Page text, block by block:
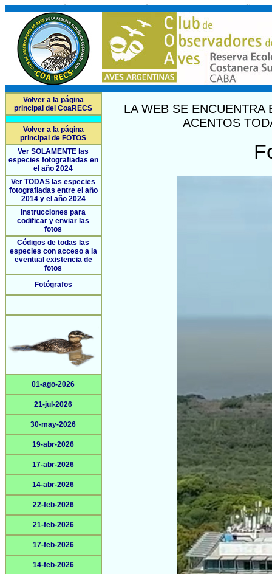
Volver a la página
principal del CoaRECS
Volver a la página
principal de FOTOS
Ver SOLAMENTE las
especies fotografiadas en
el año 2024
Ver TODAS las especies
fotografiadas entre el año
2014 y el año 2024
Instrucciones para
codificar y enviar las
fotos
Códigos de todas las
especies con acceso a la
eventual existencia de
fotos
Fotógrafos
01-ago-2026
21-jul-2026
30-may-2026
19-abr-2026
17-abr-2026
14-abr-2026
22-feb-2026
21-feb-2026
17-feb-2026
14-feb-2026
LA WEB SE
ACENTOS